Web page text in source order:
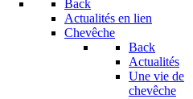
Back
Actualités en lien
Chevêche
Back
Actualités
Une vie de
chevêche